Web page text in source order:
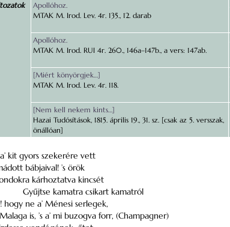
Apollóhoz.
MTAK M. Irod. Lev. 4r. 135., 12. darab
Apollóhoz.
MTAK M. Irod. RUI 4r. 260., 146a–147b., a vers: 147ab.
[Miért könyörgjek…]
MTAK M. Irod. Lev. 4r. 118.
[Nem kell nekem kints…]
Hazai Tudósítások, 1815. április 19., 31. sz. [csak az 5. versszak,
önállóan]
kit gyors szekerére vett
bábjaival! ’s örök
kárhoztatva kincsét
Gyűjtse kamatra csikart kamatról
hogy ne a’ Ménesi serlegek,
is, ’s a’ mi buzogva forr, (Champagner)